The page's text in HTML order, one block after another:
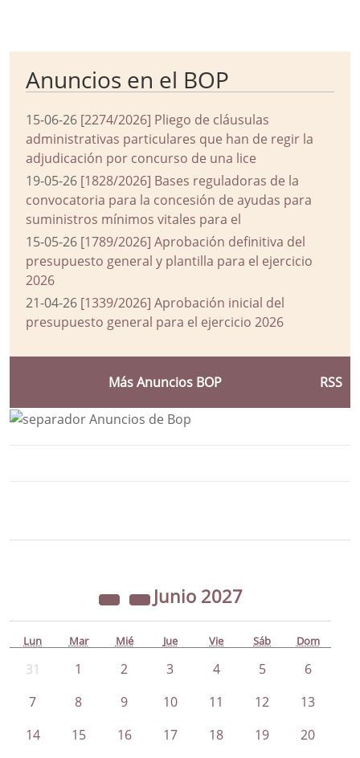
Anuncios en el BOP
15-06-26 [2274/2026] Pliego de cláusulas
administrativas particulares que han de regir la
adjudicación por concurso de una lice
19-05-26 [1828/2026] Bases reguladoras de la
convocatoria para la concesión de ayudas para
suministros mínimos vitales para el
15-05-26 [1789/2026] Aprobación definitiva del
presupuesto general y plantilla para el ejercicio
2026
21-04-26 [1339/2026] Aprobación inicial del
presupuesto general para el ejercicio 2026
Más Anuncios BOP RSS
Junio 2027
Lun Mar Mié Jue Vie Sáb Dom
31 1 2 3 4 5
6
7
8 9 10 11 12
13
14
15 16 17 18 19 20